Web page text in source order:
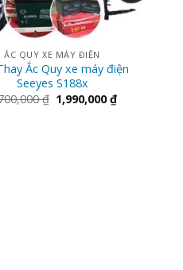
ẮC QUY XE MÁY ĐIỆN
Ắc Quy xe máy điện
Seeyes S188x
₫ 1,990,000₫